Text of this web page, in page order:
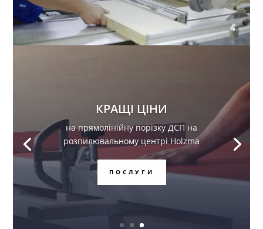
РОЗПРОДА
Ж
Неймовірні ціни на комплектуючі
розсувної системи для шаф купе!